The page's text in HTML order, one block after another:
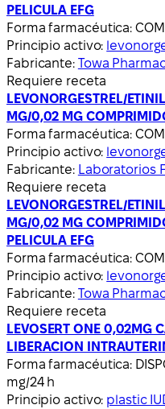
PELICULA EFG
Forma farmacéutica:
Principio activo:
Fabricante: Towa
Requiere receta
LEVONORGESTREL/
MG/0,02 MG
Forma farmacéutica:
Principio activo:
Fabricante: Laboratorios
Requiere receta
LEVONORGESTREL/
MG/0,02 MG
PELICULA EFG
Forma farmacéutica:
Principio activo:
Fabricante: Towa
Requiere receta
LEVOSERT ONE 0,02MG
LIBERACION
Forma farmacéutica:
mg/24 h
Principio activo: plastic